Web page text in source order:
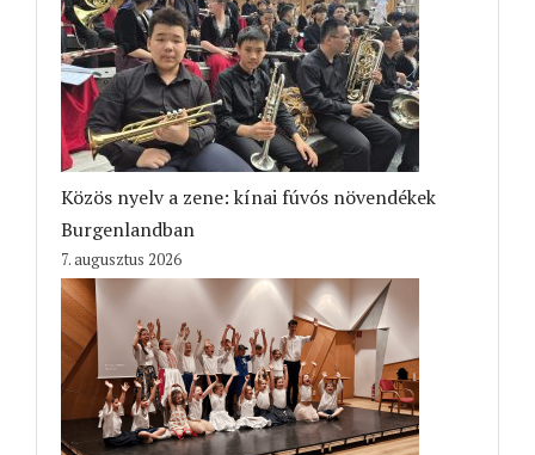
Közös nyelv a zene: kínai fúvós növendékek
Burgenlandban
7. augusztus 2026